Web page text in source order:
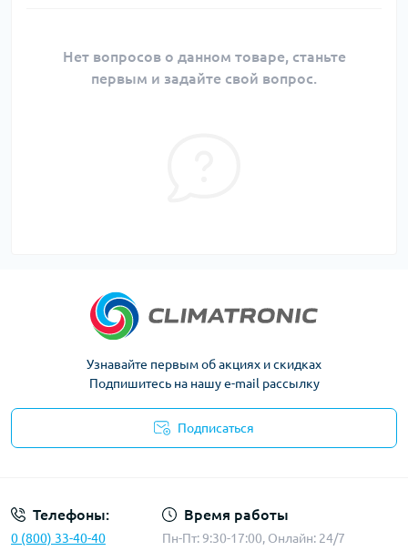
Нет вопросов о данном товаре, станьте
первым и задайте свой вопрос.
Узнавайте первым об акциях и скидках
Подпишитесь на нашу e-mail рассылку
Подписаться
Телефоны:
0 (800) 33-40-40
Время работы
Пн-Пт: 9:30-17:00, Онлайн: 24/7